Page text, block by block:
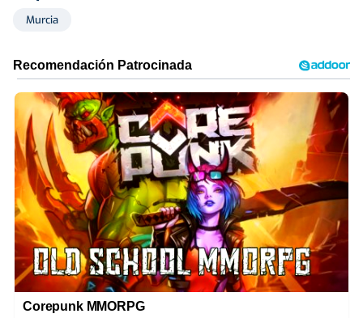
Murcia
Corepunk MMORPG